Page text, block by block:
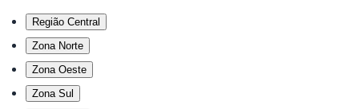
Região Central
Zona Norte
Zona Oeste
Zona Sul